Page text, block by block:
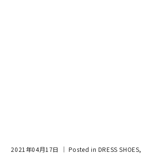
2021年04月17日 ｜ Posted in DRESS SHOES,